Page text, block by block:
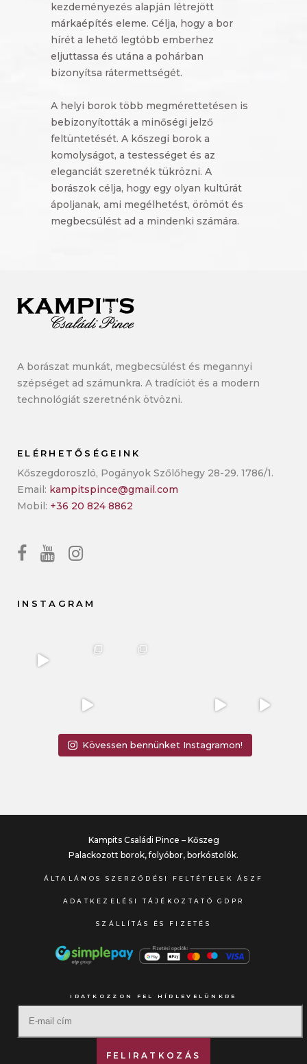
kezdeményezés alapján létrejött
márkaépítés eleme. Célja, hogy a bor
hírét a lehető legtöbb emberhez
eljuttassa és utána a pohárban
bizonyítsa rátermettségét.
A helyi borok több megmérettetésen is
bebizonyították a minőségi jelző
feltüntetését. A kőszegi borok a
komolyságot, a testességet és az
eleganciát szeretnék tükrözni. A
borászok célja, hogy egy olyan kultúrát
ápoljanak, ami megélhetést, örömöt és
megbecsülést ad a mindenki számára.
A borászat munkát, megbecsülést és megannyi
szépséget ad számunkra. A tradíciót és a modern
technológiát szeretnénk ötvözni.
ELÉRHETŐSÉGEINK
Kőszegdoroszló, Pogányok Szőlőhegy 28-29. 1786/1.
Email: kampitspince@gmail.com
Mobil: +36 20 824 8862
INSTAGRAM
Kövessen bennünket Instagramon!
Kampits Családi Pince – Kőszeg
Palackozott borok, folyóbor, borkóstolók.
ÁLTALÁNOS SZERZŐDÉSI FELTÉTELEK ÁSZF
ADATKEZELÉSI TÁJÉKOZTATÓ GDPR
SZÁLLÍTÁS ÉS FIZETÉS
IRATKOZZON FEL HÍRLEVELÜNKRE